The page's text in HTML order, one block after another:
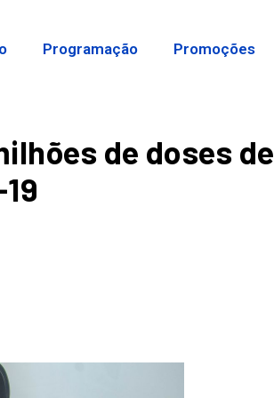
Programação Promoções
de doses de